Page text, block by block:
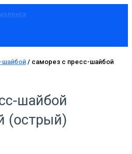
шайбой / саморез с пресс-шайбой
шайбой
(острый)